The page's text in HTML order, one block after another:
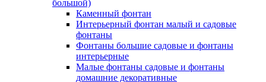
большой)
Каменный фонтан
Интерьерный фонтан малый и садовые
фонтаны
Фонтаны большие садовые и фонтаны
интерьерные
Малые фонтаны садовые и фонтаны
домашние декоративные